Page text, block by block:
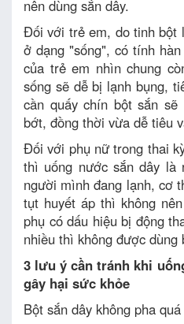
nên dùng sắn dây.
Đối với trẻ em, do tinh bột
ở dạng "sống", có tính
của trẻ em nhìn chung
sống sẽ dễ bị lạnh bụng,
cần quấy chín bột sắn
bớt, đồng thời vừa dễ tiêu
Đối với phụ nữ trong thai
thì uống nước sắn dây là
người mình đang lạnh, cơ
tụt huyết áp thì không
phụ có dấu hiệu bị động
nhiều thì không được dùng
3 lưu ý cần tránh khi
gây hại sức khỏe
Bột sắn dây không pha